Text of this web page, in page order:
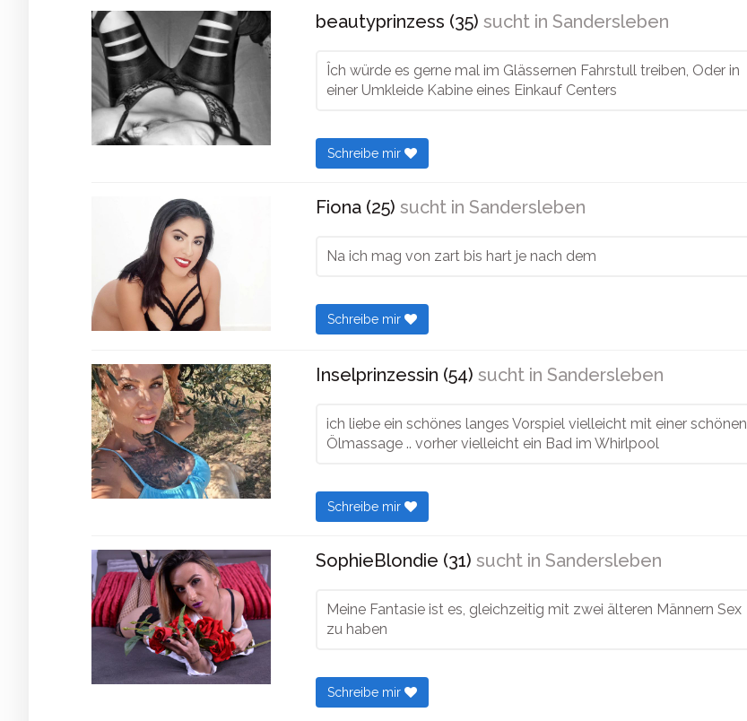
beautyprinzess (35) sucht in Sandersleben
Îch würde es gerne mal im Glässernen Fahrstull treiben, Oder in
einer Umkleide Kabine eines Einkauf Centers
Schreibe mir
Fiona (25) sucht in Sandersleben
Na ich mag von zart bis hart je nach dem
Schreibe mir
Inselprinzessin (54) sucht in Sandersleben
ich liebe ein schönes langes Vorspiel vielleicht mit einer schönen
Ölmassage .. vorher vielleicht ein Bad im Whirlpool
Schreibe mir
SophieBlondie (31) sucht in Sandersleben
Meine Fantasie ist es, gleichzeitig mit zwei älteren Männern Sex
zu haben
Schreibe mir